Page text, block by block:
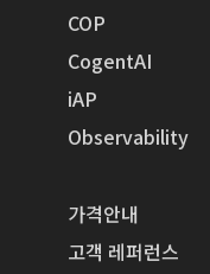
COP
CogentAI
iAP
Observability
가격안내
고객 레퍼런스